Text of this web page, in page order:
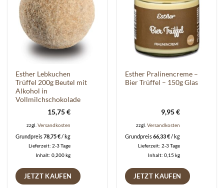
Esther Lebkuchen
Trüffel 200g Beutel mit
Alkohol in
Vollmilchschokolade
15,75€
zzgl.Versandkosten
Grundpreis78,75€/ kg
Lieferzeit:2-3 Tage
Inhalt: 0,200kg
JETZT KAUFEN
Esther Pralinencreme –
Bier Trüffel – 150g Glas
9,95€
zzgl.Versandkosten
Grundpreis66,33€/ kg
Lieferzeit:2-3 Tage
Inhalt: 0,15kg
JETZT KAUFEN